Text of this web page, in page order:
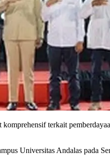
terkait
Universitas Andalas pada